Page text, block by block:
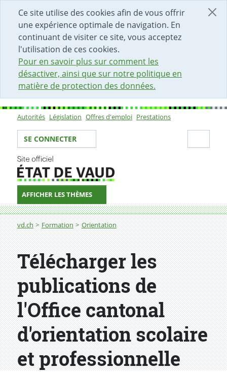
Ce site utilise des cookies afin de vous offrir
une expérience optimale de navigation. En
continuant de visiter ce site, vous acceptez
l'utilisation de ces cookies.
Pour en savoir plus sur comment les
désactiver, ainsi que sur notre politique en
matière de protection des données.
DÉBUT DU CONTENU DE LA PAGE
ACCÈS AU CHAMP DE RECHERCHE
PAGE D'ACCUEIL
FORMULAIRE DE CONTACT
Sous-navigation
Autorités Législation Offres d'emploi Prestations
Votre identité
SE CONNECTER
AFFICHER LES THÈMES
Fil d'Ariane
vd.ch Formation Orientation
Télécharger les publications de l'Office cantonal
Télécharger les
publications de
l'Office cantonal
d'orientation scolaire
et professionnelle